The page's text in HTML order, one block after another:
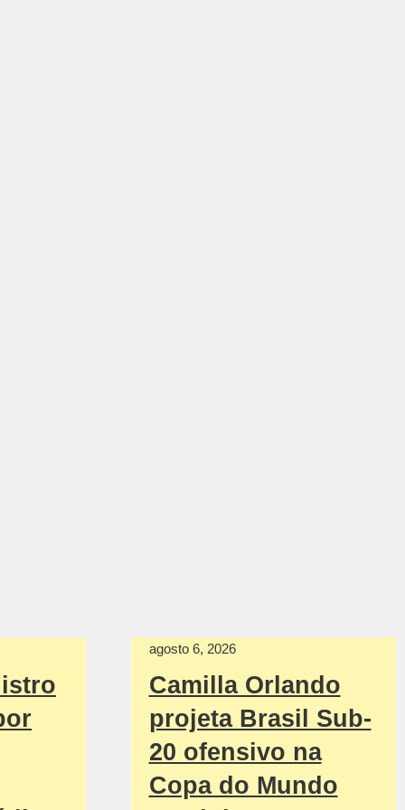
agosto 6, 2026
Camilla Orlando
projeta Brasil Sub-
20 ofensivo na
Copa do Mundo